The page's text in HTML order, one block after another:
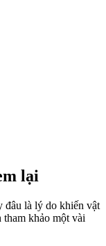
lại
đâu là lý do khiến vật
khảo một vài